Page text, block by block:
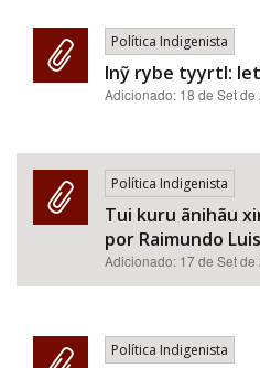
Política Indigenista
Inỹ rybe tyyrtl:
Adicionado: 18 de Set de
Política Indigenista
Tui kuru ãnihãu
por Raimundo
Adicionado: 17 de Set de
Política Indigenista